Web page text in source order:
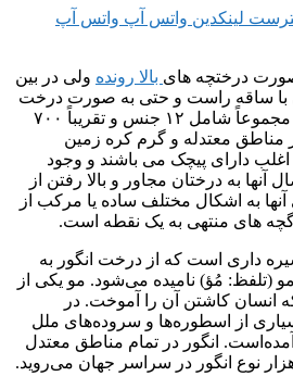
لینکدین واتس آپ واتس آپ
درختچه های بالا رونده ولی در بین
با ساقه راست و حتی به صورت درخت
نیز می توان مشاهده نمود. مجموعاً شامل ۱۲ جنس و تقریباً ۷۰۰
مناطق معتدله و گرم کره زمین
اغلب دارای پیچک می باشند و وجود
به درختان مجاور و بالا رفتن از
به اشکال مختلف ساده یا مرکب از
های منتهی به یک نقطه است.
داری است که از درخت انگور به
(تلفظ: مُؤ) نامیده می‌شود. مو یکی از
انسان کاشتن آن را آموخت. در
از اسطوره‌ها و سروده‌های ملل
انگور در تمام مناطق معتدل